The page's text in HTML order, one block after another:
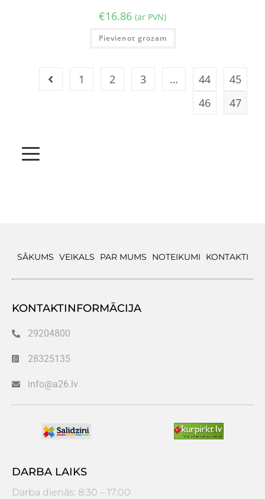
€16.86 (ar PVN)
Pievienot grozam
1 2 3 … 44
45
46
47
SĀKUMS VEIKALS PAR MUMS NOTEIKUMI KONTAKTI
KONTAKTINFORMĀCIJA
29204800
28325135
info@a26.lv
DARBA LAIKS
Darba dienās: 8:30 – 17:00